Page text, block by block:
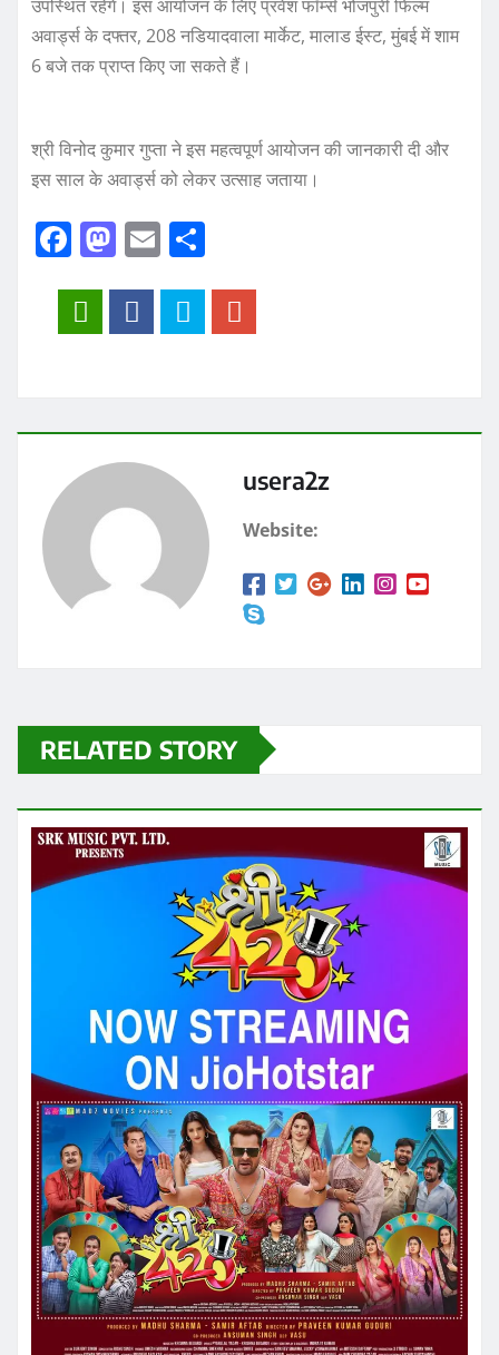
उपस्थित रहेंगे। इस आयोजन के लिए प्रवेश फॉर्म्स भोजपुरी फिल्म
अवार्ड्स के दफ्तर, 208 नडियादवाला मार्केट, मालाड ईस्ट, मुंबई में शाम
6 बजे तक प्राप्त किए जा सकते हैं।
श्री विनोद कुमार गुप्ता ने इस महत्वपूर्ण आयोजन की जानकारी दी और
इस साल के अवार्ड्स को लेकर उत्साह जताया।
F
c
e
k
M
st
o
n
E
ai
l re
usera2z
Website:
RELATED STORY